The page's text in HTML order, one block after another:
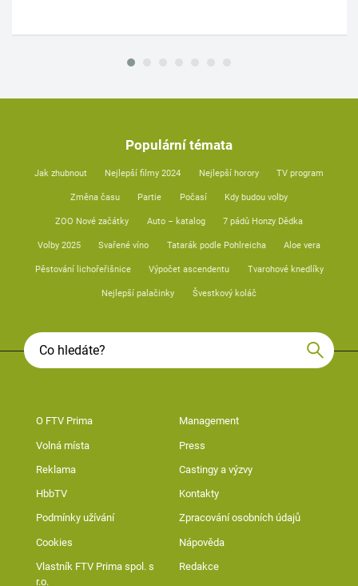
Populární témata
Jak zhubnout Nejlepší filmy 2024 Nejlepší horory TV program
Změna času Partie Počasí Kdy budou volby
ZOO Nové začátky Auto – katalog 7 pádů Honzy Dědka
Volby 2025 Svařené víno Tatarák podle Pohlreicha Aloe vera
Pěstování lichořeřišnice Výpočet ascendentu Tvarohové knedlíky
Nejlepší palačinky Švestkový koláč
O FTV Prima Management
Volná místa Press
Reklama Castingy a výzvy
HbbTV Kontakty
Podmínky užívání Zpracování osobních údajů
Cookies Nápověda
Vlastník FTV Prima spol. s
r.o.
Redakce